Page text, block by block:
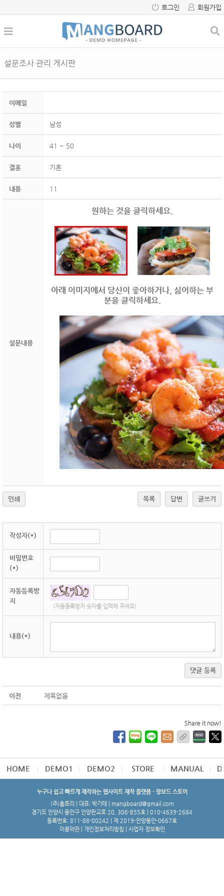
로그인 회원가입
설문조사 관리 게시판
이메일
성별 남성
나이 41 ~ 50
결혼 기혼
내용 11
설문내용
원하는 것을 클릭하세요.
아래 이미지에서 당신이 좋아하거나, 싫어하는 부
분을 클릭하세요.
인쇄 목록 답변 글쓰기
작성자(*)
비밀번호
(*)
자동등록방
지
(자동등록방지 숫자를 입력해 주세요)
내용(*)
댓글 등록
이전 제목없음
Share it now!
HOME DEMO1 DEMO2 STORE MANUAL
누구나 쉽고 빠르게 제작하는 웹사이트 제작 플랫폼 - 망보드 스토어
(주)홈토리 | 대표: 박기태 | mangboard@gmail.com
경기도 안양시 동안구 안양판교로 20, 306-B55호 | 010-4639-2684
등록번호: 811-88-00242 | 제 2019-안양동안-0667호
이용약관| 개인정보처리방침 사업자 정보확인